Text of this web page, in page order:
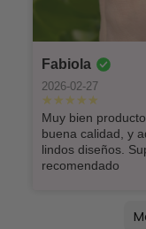
Fabiola
2026-02-27
Muy bien producto,
buena calidad, y
lindos diseños.
recomendado